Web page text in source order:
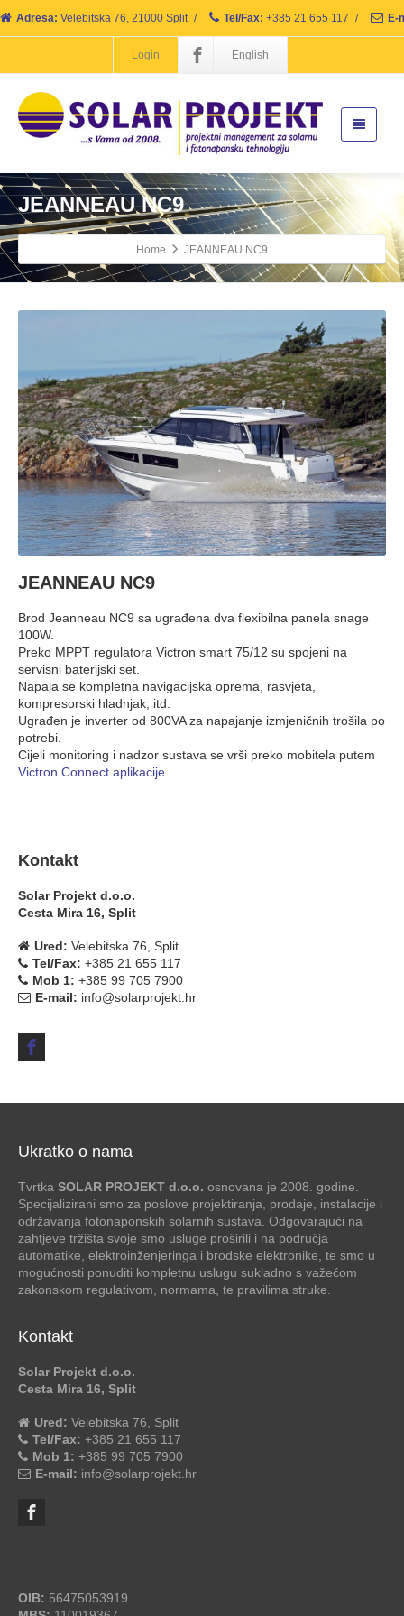
Adresa: Velebitska 76, 21000 Split / Tel/Fax: +385 21 655 117 / E-
Login English
JEANNEAU NC9
Home JEANNEAU NC9
JEANNEAU NC9
Brod Jeanneau NC9 sa ugrađena dva flexibilna panela snage
100W.
Preko MPPT regulatora Victron smart 75/12 su spojeni na
servisni baterijski set.
Napaja se kompletna navigacijska oprema, rasvjeta,
kompresorski hladnjak, itd.
Ugrađen je inverter od 800VA za napajanje izmjeničnih trošila po
potrebi.
Cijeli monitoring i nadzor sustava se vrši preko mobitela putem
Victron Connect aplikacije
Kontakt
Solar Projekt d.o.o.
Cesta Mira 16, Split
Ured: Velebitska 76, Split
Tel/Fax: +385 21 655 117
Mob 1: +385 99 705 7900
E-mail: info@solarprojekt.hr
Ukratko o nama
Tvrtka SOLAR PROJEKT d.o.o. osnovana je 2008. godine.
Specijalizirani smo za poslove projektiranja, prodaje, instalacije i
održavanja fotonaponskih solarnih sustava. Odgovarajući na
zahtjeve tržišta svoje smo usluge proširili i na područja
automatike, elektroinženjeringa i brodske elektronike, te smo u
mogućnosti ponuditi kompletnu uslugu sukladno s važećom
zakonskom regulativom, normama, te pravilima struke.
Kontakt
Solar Projekt d.o.o.
Cesta Mira 16, Split
Ured: Velebitska 76, Split
Tel/Fax: +385 21 655 117
Mob 1: +385 99 705 7900
E-mail: info@solarprojekt.hr
OIB: 56475053919